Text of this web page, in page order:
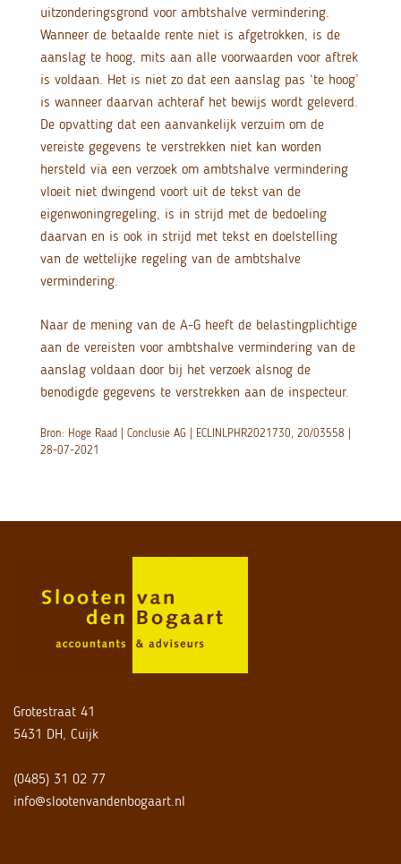
uitzonderingsgrond voor ambtshalve vermindering.
Wanneer de betaalde rente niet is afgetrokken, is de
aanslag te hoog, mits aan alle voorwaarden voor aftrek
is voldaan. Het is niet zo dat een aanslag pas ‘te hoog’
is wanneer daarvan achteraf het bewijs wordt geleverd.
De opvatting dat een aanvankelijk verzuim om de
vereiste gegevens te verstrekken niet kan worden
hersteld via een verzoek om ambtshalve vermindering
vloeit niet dwingend voort uit de tekst van de
eigenwoningregeling, is in strijd met de bedoeling
daarvan en is ook in strijd met tekst en doelstelling
van de wettelijke regeling van de ambtshalve
vermindering.
Naar de mening van de A-G heeft de belastingplichtige
aan de vereisten voor ambtshalve vermindering van de
aanslag voldaan door bij het verzoek alsnog de
benodigde gegevens te verstrekken aan de inspecteur.
Bron: Hoge Raad | Conclusie AG | ECLINLPHR2021730, 20/03558 |
28-07-2021
Grotestraat 41
5431 DH, Cuijk
(0485) 31 02 77
info@slootenvandenbogaart.nl